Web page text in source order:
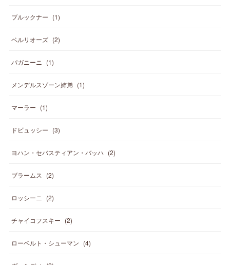
ブルックナー (1)
ベルリオーズ (2)
パガニーニ (1)
メンデルスゾーン姉弟 (1)
マーラー (1)
ドビュッシー (3)
ヨハン・セバスティアン・バッハ (2)
ブラームス (2)
ロッシーニ (2)
チャイコフスキー (2)
ローベルト・シューマン (4)